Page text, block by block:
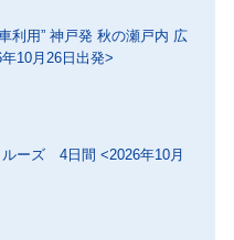
利用” 神戸発 秋の瀬戸内 広
10月26日出発>
ーズ 4日間 <2026年10月